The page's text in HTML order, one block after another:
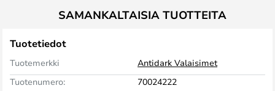
SAMANKALTAISIA TUOTTEITA
Tuotetiedot
Tuotemerkki
Antidark Valaisimet
Tuotenumero:
70024222